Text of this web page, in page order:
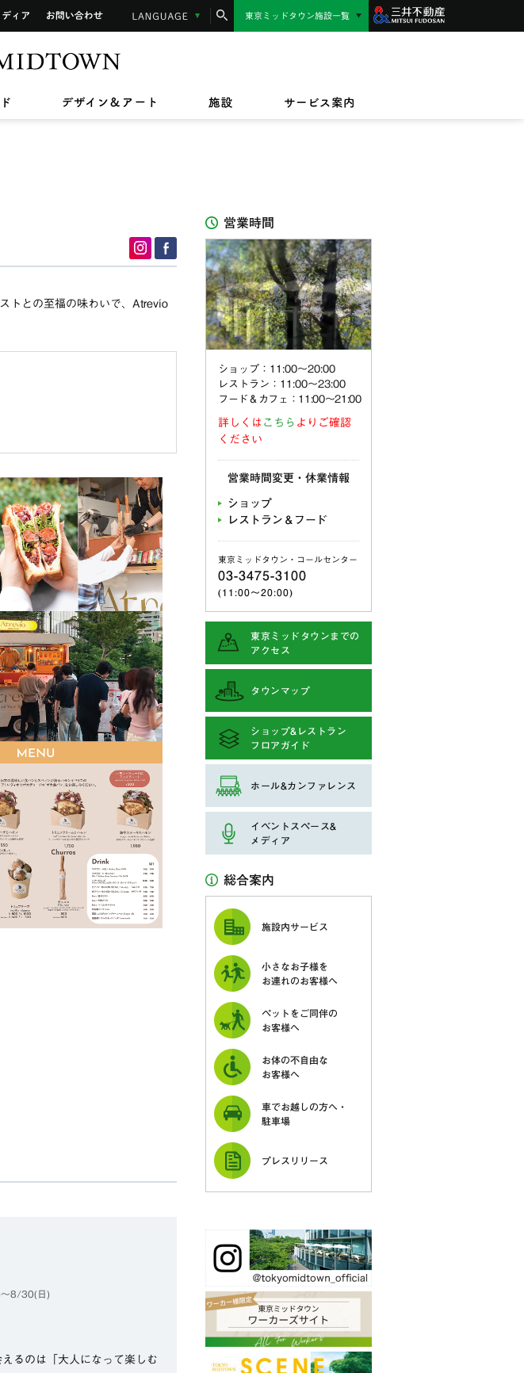
イベントスペース&メディア
お問い合わせ LANGUAGE東京ミッドタウン施設一覧
レストラン&フード デザイン&アート施設 サービス案内
2026/7/17(金)〜8/16(日)
ASHIMIZU（PARASOLS GARDEN）
ン》新規ご入会キャンペーン
ドタウン
ルトン東京 東京ミッドタウン オフィス ビルボードライブ東京
カウンター コンシェルジュサービス
について
ペット同伴のお客様へ
トとの至福の味わいで、Atrevío
8/30(日)
るのは「大人になって楽しむ
営業時間
ショップ：11:00〜20:00
レストラン：11:00〜23:00
フード＆カフェ：11:00～21:00
詳しくは こちら よりご確認
ください
営業時間変更・休業情報
ショップ
レストラン＆フード
東京ミッドタウン・コールセンター
03-3475-3100
(11:00〜20:00)
東京ミッドタウンまでの
アクセス
タウンマップ
ショップ&レストラン
フロアガイド
ホール&カンファレンス
イベントスペース&
メディア
総合案内
施設内サービス
小さなお子様を
お連れのお客様へ
ペットをご同伴の
お客様へ
お体の不自由な
お客様へ
車でお越しの方へ・
駐車場
プレスリリース